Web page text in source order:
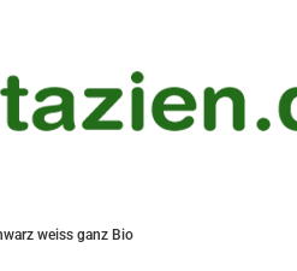
weiss ganz Bio